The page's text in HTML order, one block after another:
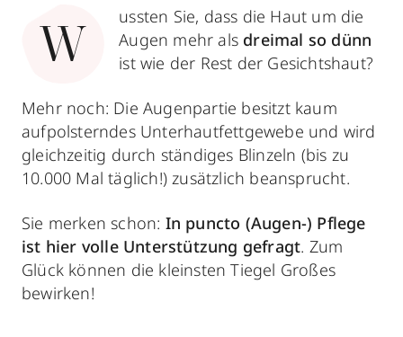
W
ussten Sie, dass die Haut um die
Augen mehr als dreimal so dünn
ist wie der Rest der Gesichtshaut?
Mehr noch: Die Augenpartie besitzt kaum
aufpolsterndes Unterhautfettgewebe und wird
gleichzeitig durch ständiges Blinzeln (bis zu
10.000 Mal täglich!) zusätzlich beansprucht.
Sie merken schon: In puncto (Augen-) Pflege
ist hier volle Unterstützung gefragt. Zum
Glück können die kleinsten Tiegel Großes
bewirken!